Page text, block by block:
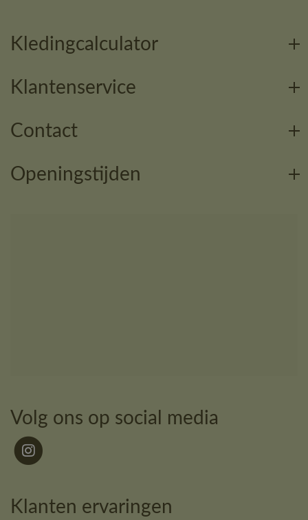
Kledingcalculator
Klantenservice
Contact
Openingstijden
Volg ons op social media
Klanten ervaringen